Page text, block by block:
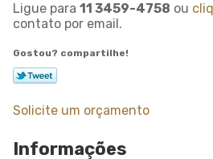
Ligue para 11 3459-4758 ou
contato por email.
Gostou? compartilhe!
Solicite um orçamento
Informações